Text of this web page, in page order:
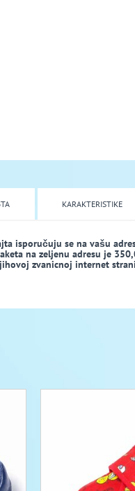
KARAKTERISTIKE
isporučuju se na vašu
na zeljenu adresu je
zvanicnoj internet